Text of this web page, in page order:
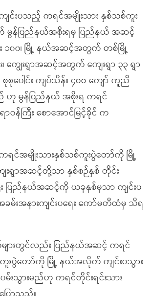
င်းပသည့် ကရင်အမျိုးသား နှစ်သစ်ကူး
မွန်ပြည်နယ်အစိုးရမှ ပြည်နယ် အဆင့်
၀၀၊ မြို့ နယ်အဆင့်အတွက် တစ်မြို့
ကျွေးရွာအဆင့်အတွက် ကျေးရွာ ၃၃ ရွာ
စုပေါင်း ကျပ်သိန်း ၄၀၀ ကျော် ကူညီ
ဟု မွန်ပြည်နယ် အစိုးရ ကရင်
ာဝန်ကြီး စောအောင်မြင့်ခိုင် က
င်အမျိုးသားနှစ်သစ်ကူးပွဲတော်ကို မြို့
ရွာအဆင့်တို့သာ နှစ်စဉ်နှစ် တိုင်း
း ပြည်နယ်အဆင့်ကို ယခုနှစ်မှသာ ကျင်းပ
ခမ်းအနားကျင်းပရေး ကော်မတီထံမှ သိရ
ျားတွင်လည်း ပြည်နယ်အဆင့် ကရင်
ကူးပွဲတော်ကို မြို့ နယ်အလိုက် ကျင်းပသွား
မ်းသွားမည်ဟု ကရင်တိုင်းရင်းသား